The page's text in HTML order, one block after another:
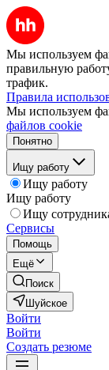
Мы используем
правильную
трафик.
Правила
Мы используем
файлов cookie
Понятно
Ищу работу
Ищу работу
Ищу работу
Ищу
Сервисы
Помощь
Ещё
Поиск
Шуйское
Войти
Войти
Создать резюме